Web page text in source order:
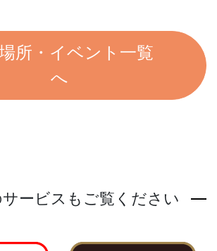
所・イベント一覧
へ
ービスもご覧ください